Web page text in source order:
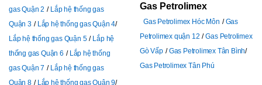
gas Quận 2
Lắp hệ thống gas
Quận 3
Lắp hệ thống gas Quận 4
Lắp hệ thống gas Quận 5
Lắp hệ
thống gas Quận 6
Lắp hệ thống
gas Quận 7
Lắp hệ thống gas
Quận 8
Lắp hệ thống gas Quận 9
Gas Petrolimex
Gas Petrolimex Hóc Môn
Gas
Petrolimex quận 12
Gas Petrolimex
Gò Vấp
Gas Petrolimex Tân Bình
Gas Petrolimex Tân Phú